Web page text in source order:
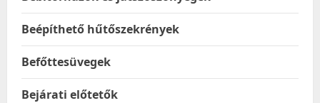
Beépíthető hűtőszekrények
Befőttesüvegek
Bejárati előtetők